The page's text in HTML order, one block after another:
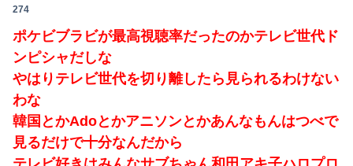
274
ポケビブラビが最高視聴率だったのかテレビ世代ド
ンピシャだしな
やはりテレビ世代を切り離したら見られるわけない
わな
韓国とかAdoとかアニソンとかあんなもんはつべで
見るだけで十分なんだから